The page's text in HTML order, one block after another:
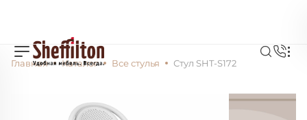
Главная Каталог Все стулья Стул SHT-S172